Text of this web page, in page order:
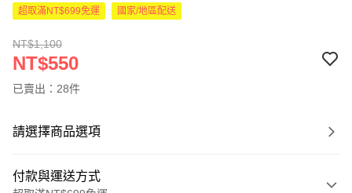
超取滿NT$699免運 國家/地區配送
NT$1,100
NT$550
已賣出：28件
請選擇商品選項
付款與運送方式